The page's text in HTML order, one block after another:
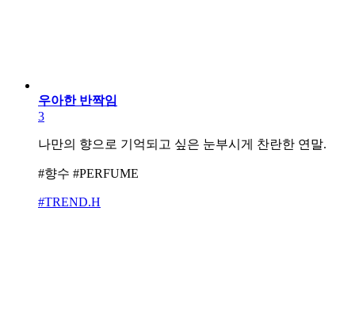
우아한 반짝임
3
나만의 향으로 기억되고 싶은 눈부시게 찬란한 연말.
#향수 #PERFUME
#TREND.H